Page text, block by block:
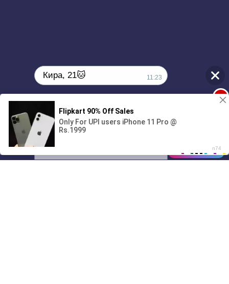
01/07
00:00
Кира, 21🐱 11:23
Поиграешь со мной? 💖🐾
1